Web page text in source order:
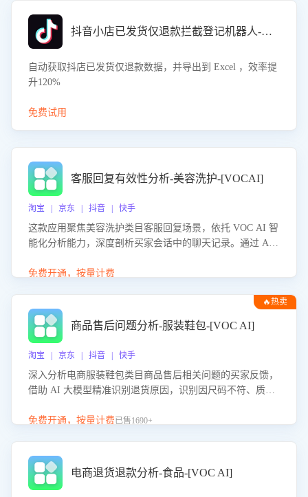
抖音小店已发货仅退款拦截登记机器人-八爪鱼
自动获取抖店已发货仅退款数据，并导出到 Excel ，效率提
升120%
免费试用
客服回复有效性分析-美容洗护-[VOCAI]
淘宝 | 京东 | 抖音 | 快手
这款应用聚焦美容洗护类目客服回复场景，依托 VOC AI 智
能化分析能力，深度剖析买家会话中的聊天记录。通过 AI
答的有效性与完整性，输出针对性改进策略，助力商家快速
免费开通，按量计费
🔥热卖
商品售后问题分析-服装鞋包-[VOC AI]
淘宝 | 京东 | 抖音 | 快手
深入分析电商服装鞋包类目商品售后相关问题的买家反馈，
借助 AI 大模型精准识别退货原因，识别因尺码不符、质量
议，助力商家优化产品或服务，实现销售额的显著提升。
免费开通，按量计费已售1690+
电商退货退款分析-食品-[VOC AI]